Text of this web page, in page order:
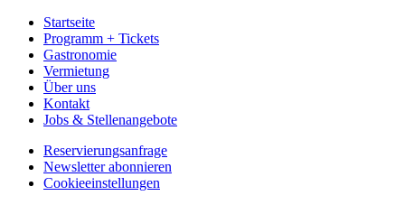
Startseite
Programm + Tickets
Gastronomie
Vermietung
Über uns
Kontakt
Jobs & Stellenangebote
Reservierungsanfrage
Newsletter abonnieren
Cookieeinstellungen